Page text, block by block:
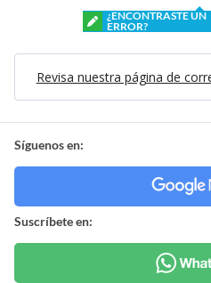
¿ENCONTRASTE UN
ERROR?
Revisa nuestra página de
Síguenos en:
Suscríbete en: